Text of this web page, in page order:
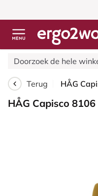
Terug
HÅG Capisco 8106